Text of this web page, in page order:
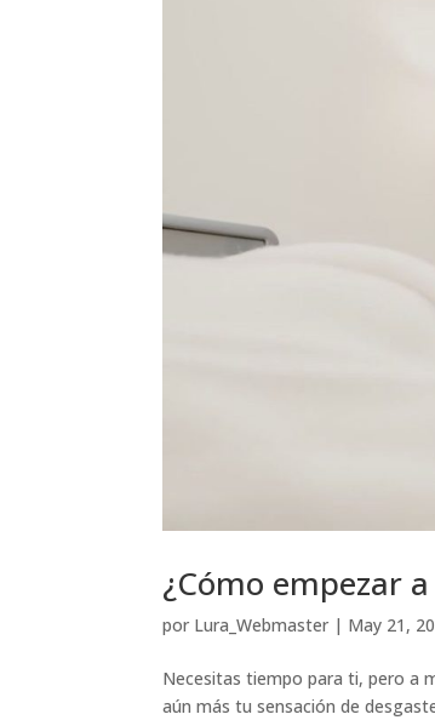
¿Cómo empezar
por Lura_Webmaster | May 21,
Necesitas tiempo para ti, pero a
aún más tu sensación de